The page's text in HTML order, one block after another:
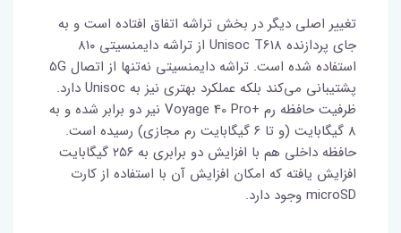
تغییر اصلی دیگر در بخش تراشه اتفاق افتاده است و به
جای پردازنده Unisoc T618 از تراشه دایمنسیتی ۸۱۰
استفاده شده است. تراشه دایمنسیتی نه‌تنها از اتصال 5G
پشتیبانی می‌کند بلکه عملکرد بهتری نیز به Unisoc دارد.
ظرفیت حافظه رم +Voyage 40 Pro نیر دو برابر شده و به
۸ گیگابایت (و تا ۶ گیگابایت رم مجازی) رسیده است.
حافظه داخلی هم با افزایش دو برابری به ۲۵۶ گیگابایت
افزایش یافته که امکان افزایش آن با استفاده از کارت
microSD وجود دارد.